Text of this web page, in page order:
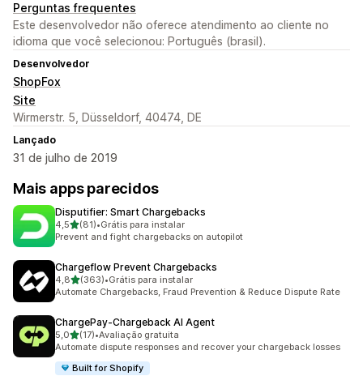
Perguntas frequentes
Este desenvolvedor não oferece atendimento ao cliente no
idioma que você selecionou: Português (brasil).
Desenvolvedor
ShopFox
Site
Wirmerstr. 5, Düsseldorf, 40474, DE
Lançado
31 de julho de 2019
Mais apps parecidos
Disputifier: Smart Chargebacks
4,5de 5 estrelas
(81)
81 avaliações ao todo
•Grátis para instalar
Prevent and fight chargebacks on autopilot
Chargeflow Prevent Chargebacks
4,8de 5 estrelas
(363)
363 avaliações ao todo
•Grátis para instalar
Automate Chargebacks, Fraud Prevention & Reduce Dispute Rate
ChargePay‑Chargeback AI Agent
5,0de 5 estrelas
(17)
17 avaliações ao todo
•Avaliação gratuita
Automate dispute responses and recover your chargeback losses
Built for Shopify